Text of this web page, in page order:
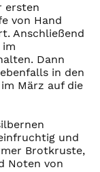
ersten
von Hand
Anschließend
im
Dann
in den
März auf die
und
Brotkruste,
Noten von